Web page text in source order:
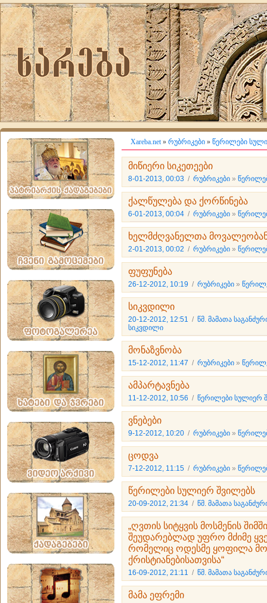
Xareba.net» რუბრიკები » წერილები
მიწიერი სიკეთეები
8-01-2013, 00:03 / რუბრიკები »
ქალწულება და ქორწინება
6-01-2013, 00:04 / რუბრიკები »
ხელმძღვანელთა
2-01-2013, 00:02 / რუბრიკები »
ფუფუნება
26-12-2012, 10:19 / რუბრიკები »
სიკვდილი
20-12-2012, 12:51 / წმ. მამათა
სიკვდილი
მონაზვნობა
15-12-2012, 11:47 / რუბრიკები »
ამპარტავნება
11-12-2012, 10:56 / წერილები სულიერ
ვნებები
9-12-2012, 10:20 / რუბრიკები »
ცოდვა
7-12-2012, 11:15 / რუბრიკები »
წერილები სულიერ შვილებს
20-09-2012, 21:34 / წმ. მამათა
„ღვთის სიტყვის მოსმენის
შეუდარებლად უფრო მძიმე
რომელიც ოდესმე ყოფილა
ქრისტიანებისათვისა“
16-09-2012, 21:11 / წმ. მამათა
მამა ეფრემი